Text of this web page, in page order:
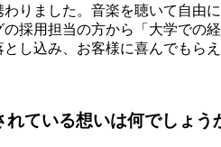
りました。音楽を聴いて自由
採用担当の方から「大学での
し込み、お客様に喜んでもら
ている想いは何でしょう